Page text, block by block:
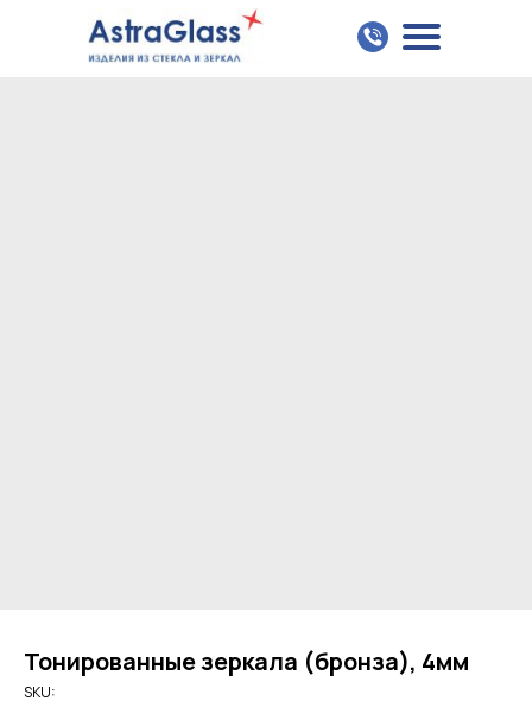
Тонированные зеркала (бронза), 4мм
SKU: